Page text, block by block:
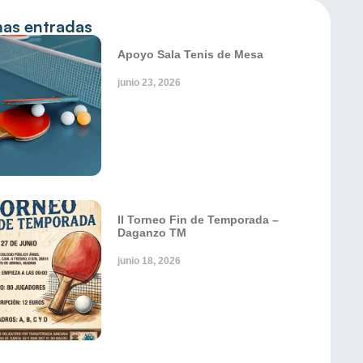
entradas
Apoyo Sala Tenis de Mesa
junio 23, 2026
II Torneo Fin de Temporada –
Daganzo TM
junio 18, 2026